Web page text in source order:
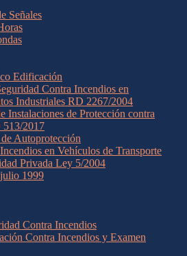
Señales
Edificación
Contra Incendios en
Industriales RD 2267/2004
Instalaciones de Protección contra
513/2017
Autoprotección
en Vehículos de Transporte
Privada Ley 5/2004
1999
Contra Incendios
Contra Incendios y Examen